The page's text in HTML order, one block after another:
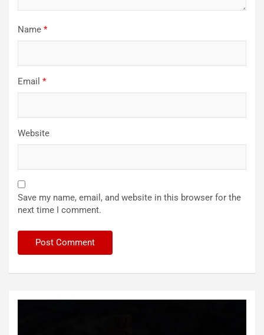
Name *
Email *
Website
Save my name, email, and website in this browser for the
next time I comment.